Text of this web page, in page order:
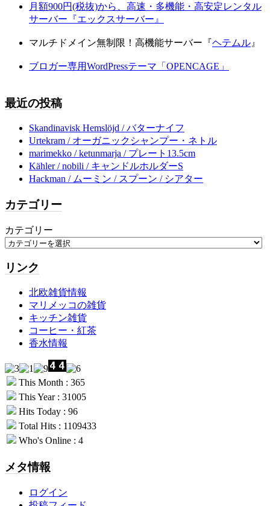
月額900円(税抜)から、高速・多機能・高安定レンタル
サーバー『エックスサーバー』
マルチドメイン無制限！高機能サーバー『ヘテムル 』
ブロガー専用WordPressテーマ「OPENCAGE」
最近の投稿
Skandinavisk Hemslöjd / バターナイフ
Urtekram / オーガニックシャンプー・ネトル
marimekko / ketunmarja / プレート13.5cm
Kähler / nobili / キャンドルホルダーS
Hackman / ムーミン / スプーン / シアター
カテゴリー
カテゴリー
リンク
北欧雑貨情報
マリメッコの雑貨
キッチン雑貨
コーヒー・紅茶
香水情報
This Month : 365
This Year : 31005
Hits Today : 96
Total Hits : 1109433
Who's Online : 4
メタ情報
ログイン